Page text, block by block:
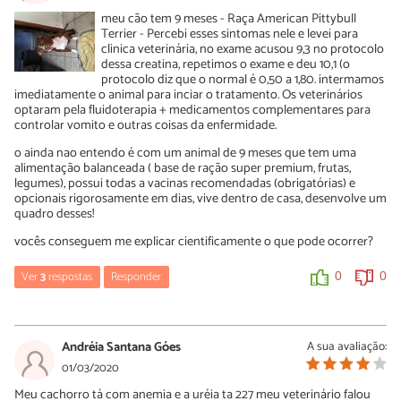
ANDREZA
06/01/2022
Obrigada pelo seu comentário, vou dar pro meu cãozinho, e se
Deus quizer vai dar certo pra ele tbm. Deus abençõe
0
Rafaela Dias
26/07/2021
Doença renal! Ele deve realizar exame de sangue renal e mudar
radicalmente a alimentação!
0
Deise Miller
12/08/2021
O nosso está há 8 meses com ureia e creatinina normais e
SEMMM fluidoterapia (que judia muito deles, apenas tomando
diariamente, após a refeição o RENADVANCED DOGS.
(Damos Eritrós para não ficar com anemia e vonau para segurar a
parte estomacal. )
mês que ela está usando sonda e desta forma consigo alimentar
e dar os remédios corretamente. É trabalhoso, pois requer uma
dedicação maior, mas aparentemente ela não sente nada.
0 0
Aline
10/11/2020
Tenho uma cachorrinha shi tsu ela é idosa e trata de insuficiência
renal, descobri por ela ter perdido o paladar. Fez 1 semana de
fluido terapia e acupuntura para estimular os rins. Também dei
melhorou. Os níveis de creatinina estão baixando , faço tudo
pir dia , água fresca e limpa 3x por dia. Da bastante trabalho, igual
criança. Mas quero que ela tenha qualidade de vida na velhice,
0 0
meu cão tem 9 meses - Raça American Pittybull
Terrier - Percebi esses sintomas nele e levei para
clinica veterinária, no exame acusou 9,3 no protocolo
dessa creatina, repetimos o exame e deu 10,1 (o
protocolo diz que o normal é 0,50 a 1,80. intermamos
imediatamente o animal para inciar o tratamento. Os veterinários
optaram pela fluidoterapia + medicamentos complementares para
controlar vomito e outras coisas da enfermidade.
o ainda nao entendo é com um animal de 9 meses que tem uma
alimentação balanceada ( base de ração super premium, frutas,
legumes), possui todas a vacinas recomendadas (obrigatórias) e
opcionais rigorosamente em dias, vive dentro de casa, desenvolve um
quadro desses!
vocês conseguem me explicar cientificamente o que pode ocorrer?
Ver3respostas Responder 0 0
03/08/2020
No caso da minha cachorrinha ela estava com 1 ano e deu
leishmaniose. Ao que parece foi transmitido pela mãe.
A sua avaliação:
Andréia Santana Góes
01/03/2020
Meu cachorro tá com anemia e a uréia ta 227 meu veterinário falou